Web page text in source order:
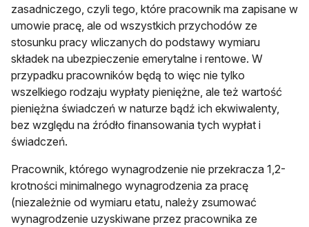
zasadniczego, czyli tego, które pracownik ma zapisane w
umowie pracę, ale od wszystkich przychodów ze
stosunku pracy wliczanych do podstawy wymiaru
składek na ubezpieczenie emerytalne i rentowe. W
przypadku pracowników będą to więc nie tylko
wszelkiego rodzaju wypłaty pieniężne, ale też wartość
pieniężna świadczeń w naturze bądź ich ekwiwalenty,
bez względu na źródło finansowania tych wypłat i
świadczeń.
Pracownik, którego wynagrodzenie nie przekracza 1,2-
krotności minimalnego wynagrodzenia za pracę
(niezależnie od wymiaru etatu, należy zsumować
wynagrodzenie uzyskiwane przez pracownika ze